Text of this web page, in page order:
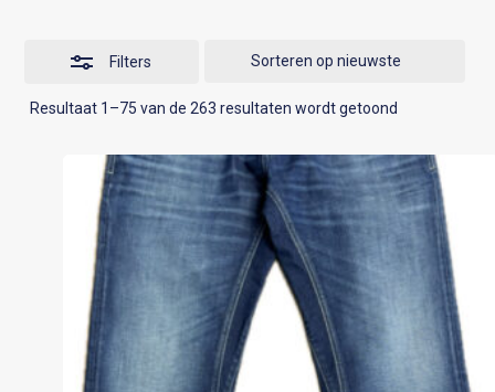
Filters
Resultaat 1–75 van de 263 resultaten wordt getoondGesorteerd